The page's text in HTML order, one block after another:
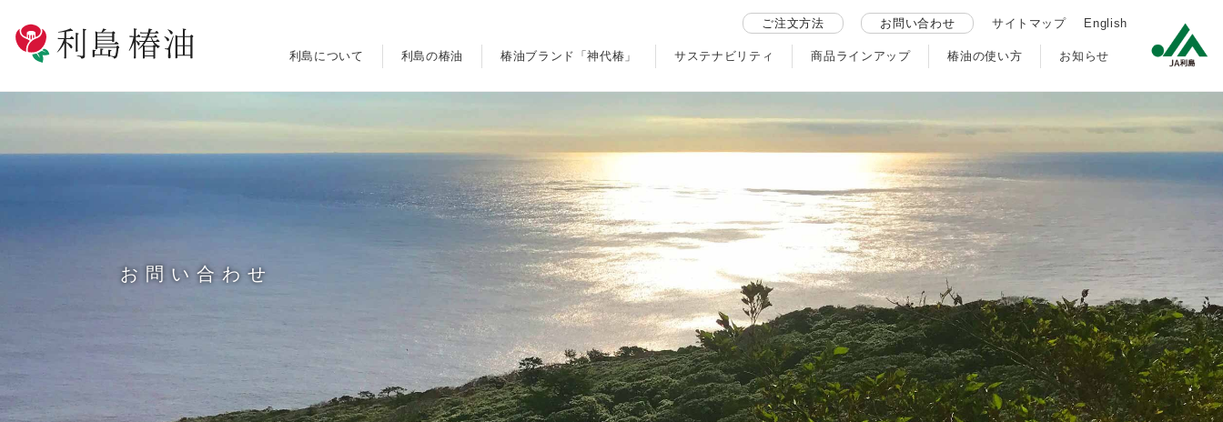
ご注文方法 お問い合わせ サイトマップ English
利島について 利島の椿油 椿油ブランド「神代椿」 サステナビリティ 商品ラインアップ 椿油の使い方 お知らせ
お問い合わせ